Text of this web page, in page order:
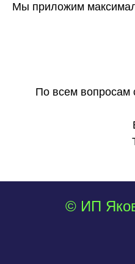
Мы приложим
По всем вопросам
© ИП